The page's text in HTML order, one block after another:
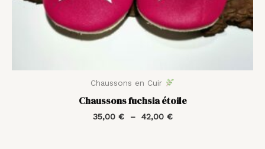
Chaussons en Cuir
Chaussons fuchsia étoile
35,00 € – 42,00 €